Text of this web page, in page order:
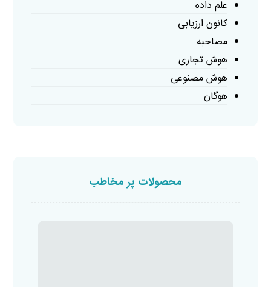
علم داده
کانون ارزیابی
مصاحبه
هوش تجاری
هوش مصنوعی
هوگان
محصولات پر مخاطب